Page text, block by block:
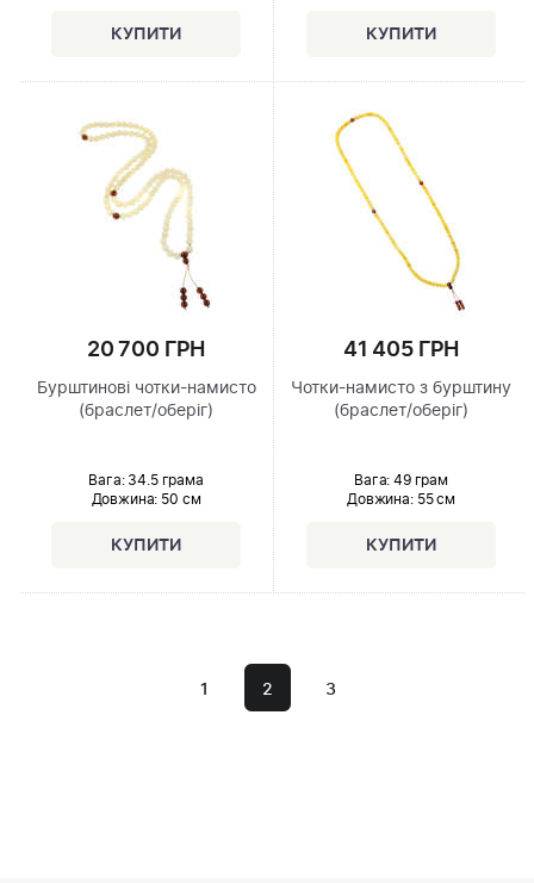
20 700 ГРН
Бурштинові чотки-намисто
(браслет/оберіг)
Вага: 34.5 грама
Довжина: 50 см
41 405 ГРН
Чотки-намисто з бурштину
(браслет/оберіг)
Вага: 49 грам
Довжина:55 см
1 2 3